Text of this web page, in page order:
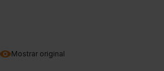
Mostrar original